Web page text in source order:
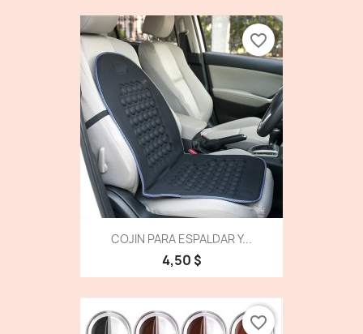
COJIN PARA ESPALDAR Y...
4,50 $
favorite_border
favorite_border